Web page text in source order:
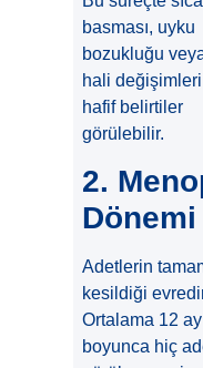
basması, uyku
bozukluğu
hali
hafif belirtiler
görülebilir.
2.
Dönemi
Adetlerin
kesildiği
Ortalama 12 ay
boyunca hiç